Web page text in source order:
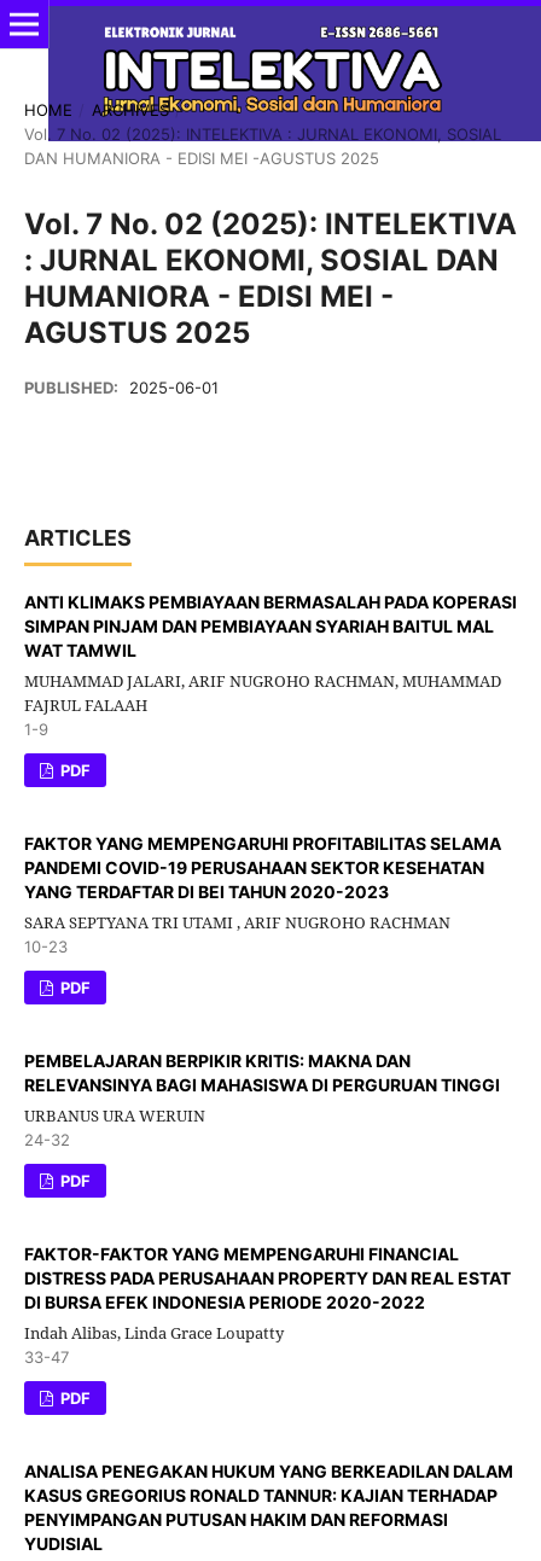
HOME / ARCHIVES /
Vol. 7 No. 02 (2025): INTELEKTIVA : JURNAL EKONOMI, SOSIAL
DAN HUMANIORA - EDISI MEI -AGUSTUS 2025
Vol. 7 No. 02 (2025): INTELEKTIVA
: JURNAL EKONOMI, SOSIAL DAN
HUMANIORA - EDISI MEI -
AGUSTUS 2025
PUBLISHED: 2025-06-01
ARTICLES
ANTI KLIMAKS PEMBIAYAAN BERMASALAH PADA KOPERASI
SIMPAN PINJAM DAN PEMBIAYAAN SYARIAH BAITUL MAL
WAT TAMWIL
MUHAMMAD JALARI, ARIF NUGROHO RACHMAN, MUHAMMAD
FAJRUL FALAAH
1-9
PDF
FAKTOR YANG MEMPENGARUHI PROFITABILITAS SELAMA
PANDEMI COVID-19 PERUSAHAAN SEKTOR KESEHATAN
YANG TERDAFTAR DI BEI TAHUN 2020-2023
SARA SEPTYANA TRI UTAMI , ARIF NUGROHO RACHMAN
10-23
PDF
PEMBELAJARAN BERPIKIR KRITIS: MAKNA DAN
RELEVANSINYA BAGI MAHASISWA DI PERGURUAN TINGGI
URBANUS URA WERUIN
24-32
PDF
FAKTOR-FAKTOR YANG MEMPENGARUHI FINANCIAL
DISTRESS PADA PERUSAHAAN PROPERTY DAN REAL ESTAT
DI BURSA EFEK INDONESIA PERIODE 2020-2022
Indah Alibas, Linda Grace Loupatty
33-47
PDF
ANALISA PENEGAKAN HUKUM YANG BERKEADILAN DALAM
KASUS GREGORIUS RONALD TANNUR: KAJIAN TERHADAP
PENYIMPANGAN PUTUSAN HAKIM DAN REFORMASI
YUDISIAL